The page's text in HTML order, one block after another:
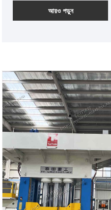
পেমেন্ট: T/T, L/C
পণ্যের উত্স: চীন
লিড টাইম: প্রায় 4 মাস
আরও পড়ুন